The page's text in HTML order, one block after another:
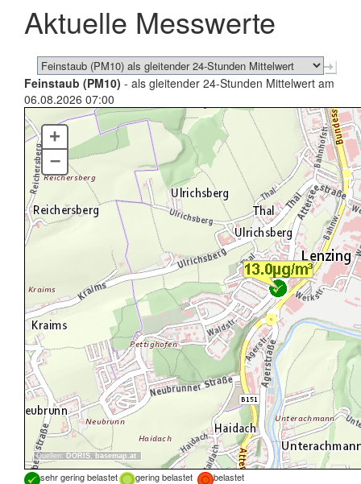
schließen
Aktuelle Messwerte
Feinstaub (PM10) - als gleitender 24-Stunden Mittelwert am
06.08.2026 07:00
Quellen: DORIS, basemap.at
+
–
sehr gering belastet gering belastet
belastet